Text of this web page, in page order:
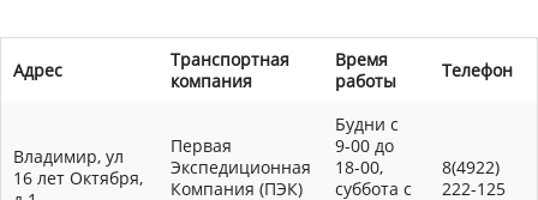
Адрес
Транспортная
компания
Время
работы
Телефон
Владимир, ул
16 лет Октября,
Первая
Экспедиционная
Компания (ПЭК)
Будни с
9-00 до
18-00,
суббота с
8(4922)
222-125